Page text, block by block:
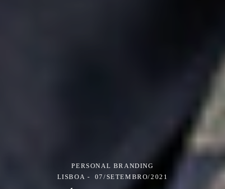
PERSONAL BRANDING
LISBOA
07/SETEMBRO/2021